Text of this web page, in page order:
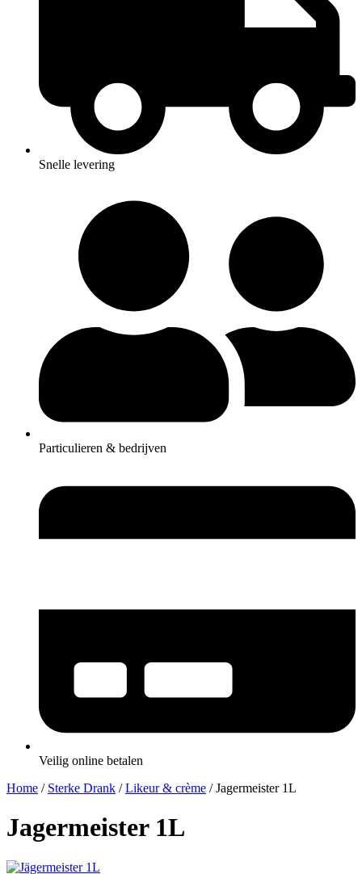
Snelle levering
Particulieren & bedrijven
Veilig online betalen
Home / Sterke Drank /Likeur & crème / Jagermeister 1L
Jagermeister 1L